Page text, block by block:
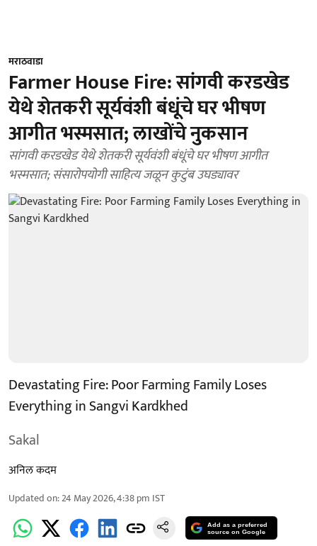
मराठवाडा
Farmer House Fire: सांगवी करडखेड
येथे शेतकरी सूर्यवंशी बंधूंचे घर भीषण
आगीत भस्मसात; लाखोंचे नुकसान
सांगवी करडखेड येथे शेतकरी सूर्यवंशी बंधूंचे घर भीषण आगीत
भस्मसात; संसारोपयोगी साहित्य जळून कुटुंब उघड्यावर
Devastating Fire: Poor Farming Family Loses
Everything in Sangvi Kardkhed
Sakal
अनिल कदम
Updated on:24 May 2026, 4:38 pm IST
Add as a preferred
source on Google